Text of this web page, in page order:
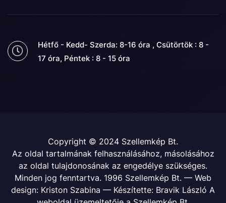
Hétfő - Kedd- Szerda: 8-16 óra , Csütörtök : 8 -
17 óra, Péntek : 8 - 15 óra
Copyright © 2024 Szellemkép Bt.
Az oldal tartalmának felhasználásához, másolásához
az oldal tulajdonosának az engedélye szükséges.
Minden jog fenntartva. 1996 Szellemkép Bt. — Web
design: Kriston Szabina — Készítette: Bravik László A